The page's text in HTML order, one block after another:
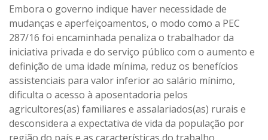
Embora o governo indique haver necessidade de
mudanças e aperfeiçoamentos, o modo como a PEC
287/16 foi encaminhada penaliza o trabalhador da
iniciativa privada e do serviço público com o aumento e
definição de uma idade mínima, reduz os benefícios
assistenciais para valor inferior ao salário mínimo,
dificulta o acesso à aposentadoria pelos
agricultores(as) familiares e assalariados(as) rurais e
desconsidera a expectativa de vida da população por